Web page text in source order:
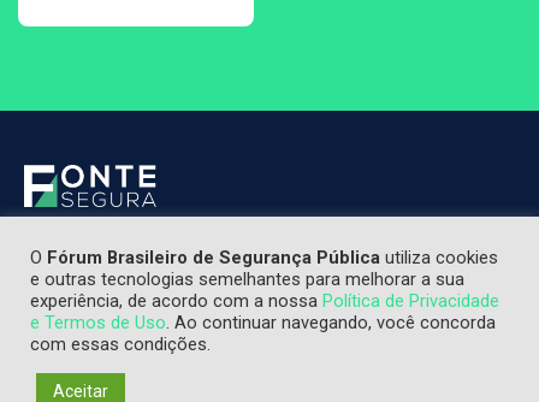
O Fórum Brasileiro de Segurança Pública utiliza cookies
e outras tecnologias semelhantes para melhorar a sua
experiência, de acordo com a nossa Política de Privacidade
e Termos de Uso. Ao continuar navegando, você concorda
com essas condições.
Aceitar